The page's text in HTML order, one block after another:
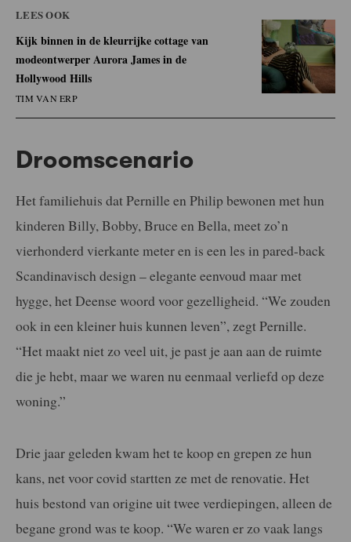
LEES OOK
Kijk binnen in de kleurrijke cottage van
modeontwerper Aurora James in de
Hollywood Hills
TIM VAN ERP
Droomscenario
Het familiehuis dat Pernille en Philip bewonen met hun
kinderen Billy, Bobby, Bruce en Bella, meet zo’n
vierhonderd vierkante meter en is een les in pared-back
Scandinavisch design – elegante eenvoud maar met
hygge, het Deense woord voor gezelligheid. “We zouden
ook in een kleiner huis kunnen leven”, zegt Pernille.
“Het maakt niet zo veel uit, je past je aan aan de ruimte
die je hebt, maar we waren nu eenmaal verliefd op deze
woning.”
Drie jaar geleden kwam het te koop en grepen ze hun
kans, net voor covid startten ze met de renovatie. Het
huis bestond van origine uit twee verdiepingen, alleen de
begane grond was te koop. “We waren er zo vaak langs